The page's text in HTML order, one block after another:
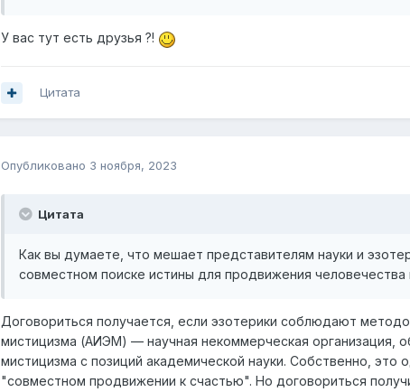
У вас тут есть друзья ?!
Цитата
Опубликовано 3 ноября, 2023
Цитата
Как вы думаете, что мешает представителям науки и
совместном поиске истины для продвижения
Договориться получается, если эзотерики соблюдают
мистицизма (АИЭМ) — научная некоммерческая организация,
мистицизма с позиций академической науки. Собственно, это
"совместном продвижении к счастью". Но договориться